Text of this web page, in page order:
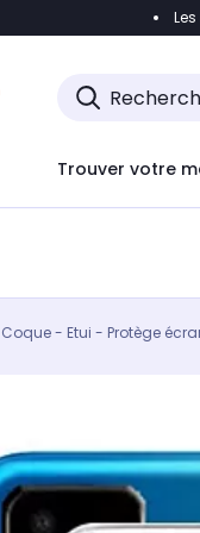
Accéder
Trouver votre
Coque - Etui - Protège